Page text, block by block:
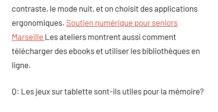
contraste, le mode nuit, et on choisit des applications
ergonomiques. Soutien numérique pour seniors
Marseille Les ateliers montrent aussi comment
télécharger des ebooks et utiliser les bibliothèques en
ligne.
Q: Les jeux sur tablette sont-ils utiles pour la mémoire?